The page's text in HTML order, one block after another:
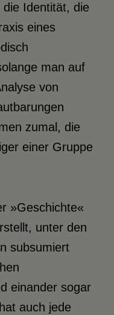
Identität, die
eines
man auf
von
zumal, die
einer Gruppe
»Geschichte«
unter den
subsumiert
einander sogar
auch jede